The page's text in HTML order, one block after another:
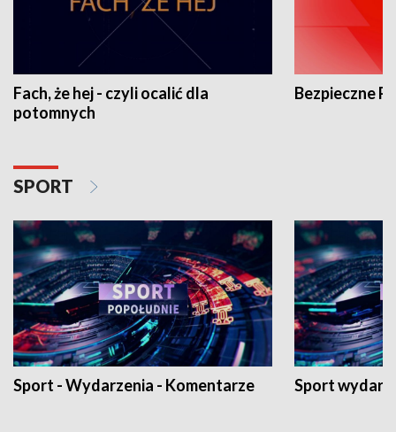
Fach, że hej - czyli ocalić dla
potomnych
Bezpieczne
SPORT
Sport - Wydarzenia - Komentarze Sport